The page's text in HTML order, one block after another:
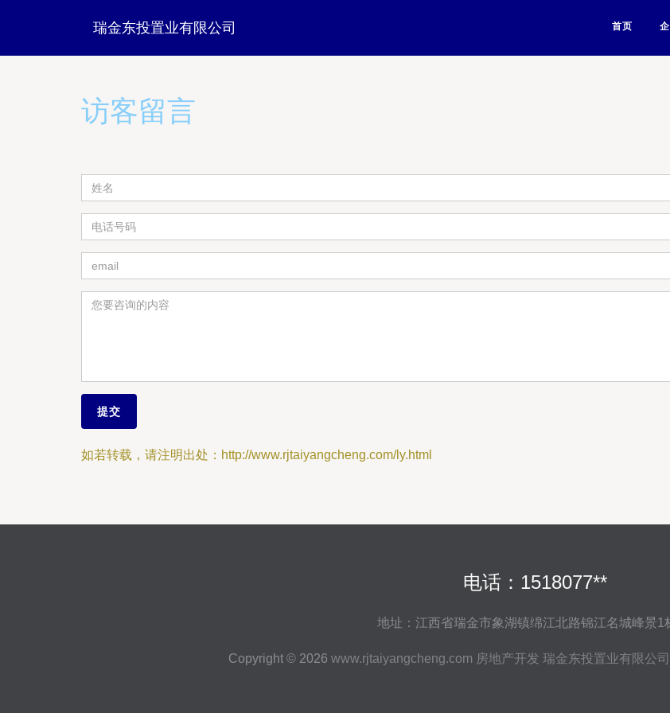
瑞金东投置业有限公司 首页
访客留言
如若转载，请注明出处：http://www.rjtaiyangcheng.com/ly.html
电话：1518077**
地址：江西省瑞金市象湖镇绵江北路锦江名城峰景1
Copyright © 2026 www.rjtaiyangcheng.com 房地产开发 瑞金东投置业有限公司